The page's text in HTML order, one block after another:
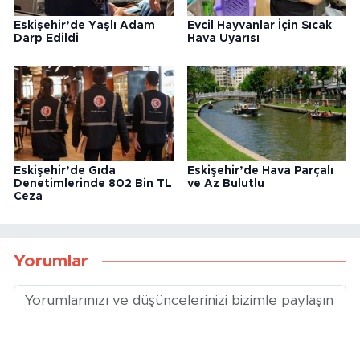
Eskişehir’de Yaşlı Adam
Darp Edildi
Evcil Hayvanlar İçin Sıcak
Hava Uyarısı
Eskişehir’de Gıda
Denetimlerinde 802 Bin TL
Ceza
Eskişehir’de Hava Parçalı
ve Az Bulutlu
Yorumlar